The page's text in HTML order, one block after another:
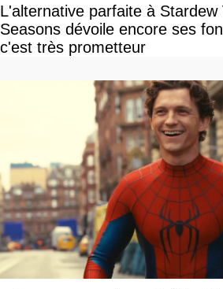
L'alternative parfaite à Stardew
Seasons dévoile encore ses
c'est très prometteur